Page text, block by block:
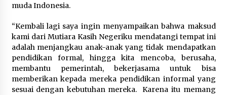
muda Indonesia.
“Kembali lagi saya ingin menyampaikan bahwa maksud
kami dari Mutiara Kasih Negeriku mendatangi tempat ini
adalah menjangkau anak-anak yang tidak mendapatkan
pendidikan formal, hingga kita mencoba, berusaha,
membantu pemerintah, bekerjasama untuk bisa
memberikan kepada mereka pendidikan informal yang
sesuai dengan kebutuhan mereka. Karena itu memang